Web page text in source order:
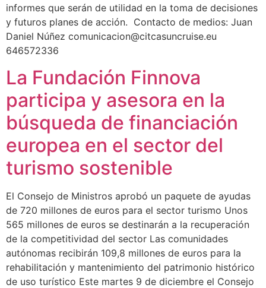
informes que serán de utilidad en la toma de decisiones
y futuros planes de acción. Contacto de medios: Juan
Daniel Núñez comunicacion@citcasuncruise.eu
646572336
La Fundación Finnova
participa y asesora en la
búsqueda de financiación
europea en el sector del
turismo sostenible
El Consejo de Ministros aprobó un paquete de ayudas
de 720 millones de euros para el sector turismo Unos
565 millones de euros se destinarán a la recuperación
de la competitividad del sector Las comunidades
autónomas recibirán 109,8 millones de euros para la
rehabilitación y mantenimiento del patrimonio histórico
de uso turístico Este martes 9 de diciembre el Consejo